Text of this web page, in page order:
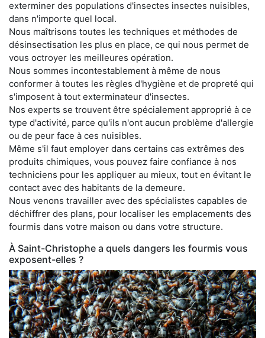
exterminer des populations d'insectes insectes nuisibles,
dans n'importe quel local.
Nous maîtrisons toutes les techniques et méthodes de
désinsectisation les plus en place, ce qui nous permet de
vous octroyer les meilleures opération.
Nous sommes incontestablement à même de nous
conformer à toutes les règles d'hygiène et de propreté qui
s'imposent à tout exterminateur d'insectes.
Nos experts se trouvent être spécialement approprié à ce
type d'activité, parce qu'ils n'ont aucun problème d'allergie
ou de peur face à ces nuisibles.
Même s'il faut employer dans certains cas extrêmes des
produits chimiques, vous pouvez faire confiance à nos
techniciens pour les appliquer au mieux, tout en évitant le
contact avec des habitants de la demeure.
Nous venons travailler avec des spécialistes capables de
déchiffrer des plans, pour localiser les emplacements des
fourmis dans votre maison ou dans votre structure.
À Saint-Christophe a quels dangers les fourmis vous
exposent-elles ?